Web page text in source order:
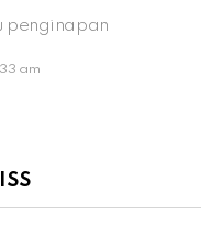
penginapan
am